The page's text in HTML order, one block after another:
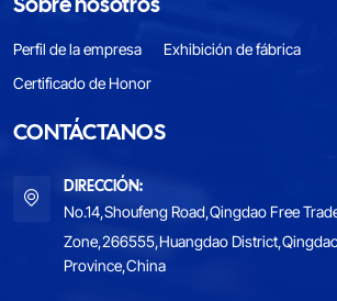
Perfil de la empresa
Exhibición de fábrica
Certificado de Honor
CONTÁCTANOS
DIRECCIÓN:
No.14,Shoufeng Road,Qingdao Free
Zone,266555,Huangdao
Province,China